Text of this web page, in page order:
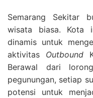
Semarang Sekitar
wisata biasa. Kota
dinamis untuk
aktivitas Outbound
Berawal dari
pegunungan, setiap
potensi untuk